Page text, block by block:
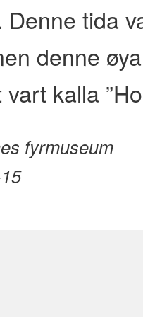
tida
denne
kalla
fyrmuseum